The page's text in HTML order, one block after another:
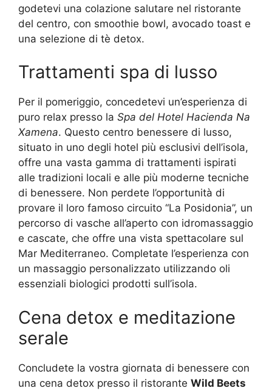
godetevi una colazione salutare nel ristorante
del centro, con smoothie bowl, avocado toast e
una selezione di tè detox.
Trattamenti spa di lusso
Per il pomeriggio, concedetevi un’esperienza di
puro relax presso la Spa del Hotel Hacienda Na
Xamena. Questo centro benessere di lusso,
situato in uno degli hotel più esclusivi dell’isola,
offre una vasta gamma di trattamenti ispirati
alle tradizioni locali e alle più moderne tecniche
di benessere. Non perdete l’opportunità di
provare il loro famoso circuito “La Posidonia”, un
percorso di vasche all’aperto con idromassaggio
e cascate, che offre una vista spettacolare sul
Mar Mediterraneo. Completate l’esperienza con
un massaggio personalizzato utilizzando oli
essenziali biologici prodotti sull’isola.
Cena detox e meditazione
serale
Concludete la vostra giornata di benessere con
una cena detox presso il ristorante Wild Beets